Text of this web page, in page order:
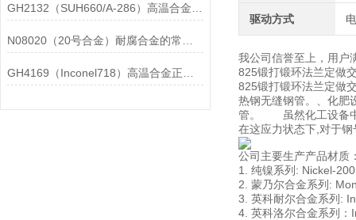
驱动方式
我公司信誉至上，用户
825锻打锻环法兰定做
825锻打锻环法兰定做
热钢无缝钢管。、化肥
管。 虽然化工设备中
在这应力状态下,对于
公司主要生产产品材质
1. 纯镍系列: Nickel-
2. 蒙乃尔合金系列:
3. 英科耐尔合金系列:
4. 英科洛尔合金系列